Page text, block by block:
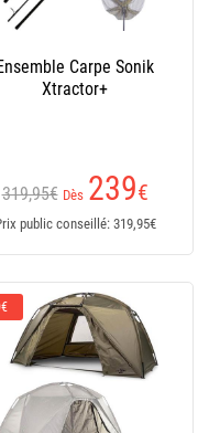
Carpe Sonik
Xtractor+
319,95€ Dès 239€
public conseillé: 319,95€